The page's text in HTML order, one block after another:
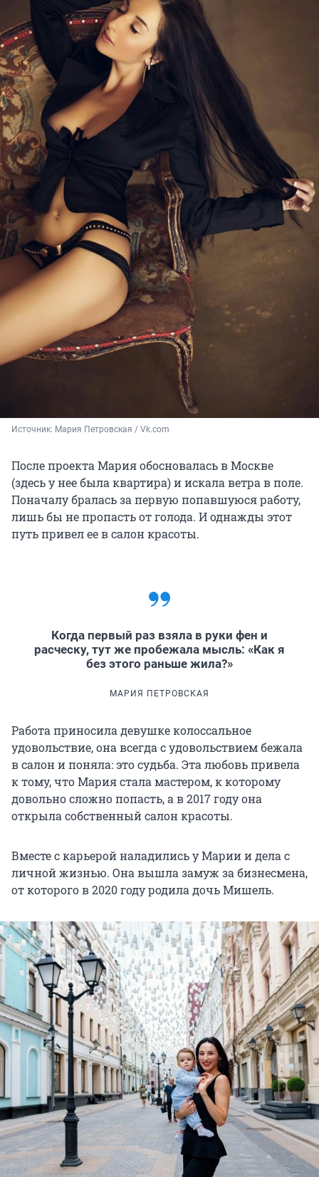
Источник: Мария Петровская / Vk.com
После проекта Мария обосновалась в Москве
(здесь у нее была квартира) и искала ветра в поле.
Поначалу бралась за первую попавшуюся работу,
лишь бы не пропасть от голода. И однажды этот
путь привел ее в салон красоты.
Когда первый раз взяла в руки фен и
расческу, тут же пробежала мысль: «Как я
без этого раньше жила?»
МАРИЯ ПЕТРОВСКАЯ
Работа приносила девушке колоссальное
удовольствие, она всегда с удовольствием бежала
в салон и поняла: это судьба. Эта любовь привела
к тому, что Мария стала мастером, к которому
довольно сложно попасть, а в 2017 году она
открыла собственный салон красоты.
Вместе с карьерой наладились у Марии и дела с
личной жизнью. Она вышла замуж за бизнесмена,
от которого в 2020 году родила дочь Мишель.